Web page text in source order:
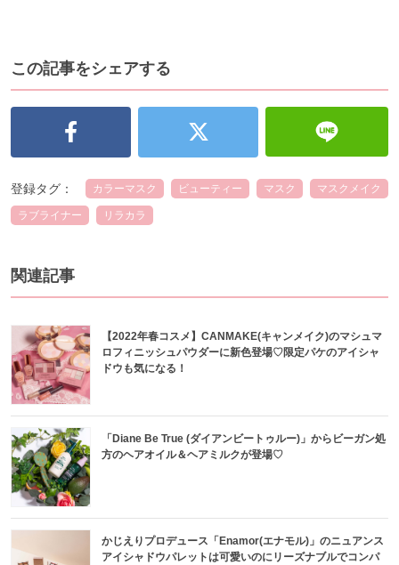
この記事をシェアする
登録タグ： カラーマスク ビューティー マスク マスクメイク
ラブライナー リラカラ
関連記事
【2022年春コスメ】CANMAKE(キャンメイク)のマシュマ
ロフィニッシュパウダーに新色登場♡限定パケのアイシャ
ドウも気になる！
「Diane Be True (ダイアンビートゥルー)」からビーガン処
方のヘアオイル＆ヘアミルクが登場♡
かじえりプロデュース「Enamor(エナモル)」のニュアンス
アイシャドウパレットは可愛いのにリーズナブルでコンパ